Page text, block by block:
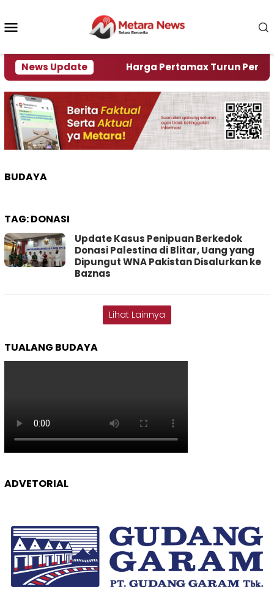
konten
News Update
Krisi Air Harga Pertamax Turun Per Hari
BUDAYA
TAG:DONASI
Update Kasus Penipuan Berkedok
Donasi Palestina di Blitar, Uang yang
Dipungut WNA Pakistan Disalurkan ke
Baznas
Lihat Lainnya
TUALANG BUDAYA
ADVETORIAL